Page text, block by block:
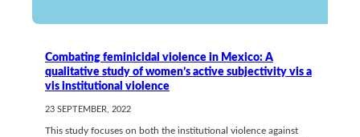
Combating feminicidal violence in Mexico: A
qualitative study of women’s active subjectivity vis a
vis institutional violence
23 SEPTEMBER, 2022
This study focuses on both the institutional violence against